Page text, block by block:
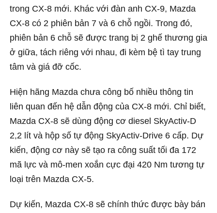
trong CX-8 mới. Khác với đàn anh CX-9, Mazda
CX-8 có 2 phiên bản 7 và 6 chỗ ngồi. Trong đó,
phiên bản 6 chỗ sẽ được trang bị 2 ghế thương gia
ở giữa, tách riêng với nhau, đi kèm bệ tì tay trung
tâm và giá đỡ cốc.
Hiện hãng Mazda chưa công bố nhiều thông tin
liên quan đến hệ dẫn động của CX-8 mới. Chỉ biết,
Mazda CX-8 sẽ dùng động cơ diesel SkyActiv-D
2,2 lít và hộp số tự động SkyActiv-Drive 6 cấp. Dự
kiến, động cơ này sẽ tạo ra công suất tối đa 172
mã lực và mô-men xoắn cực đại 420 Nm tương tự
loại trên Mazda CX-5.
Dự kiến, Mazda CX-8 sẽ chính thức được bày bán